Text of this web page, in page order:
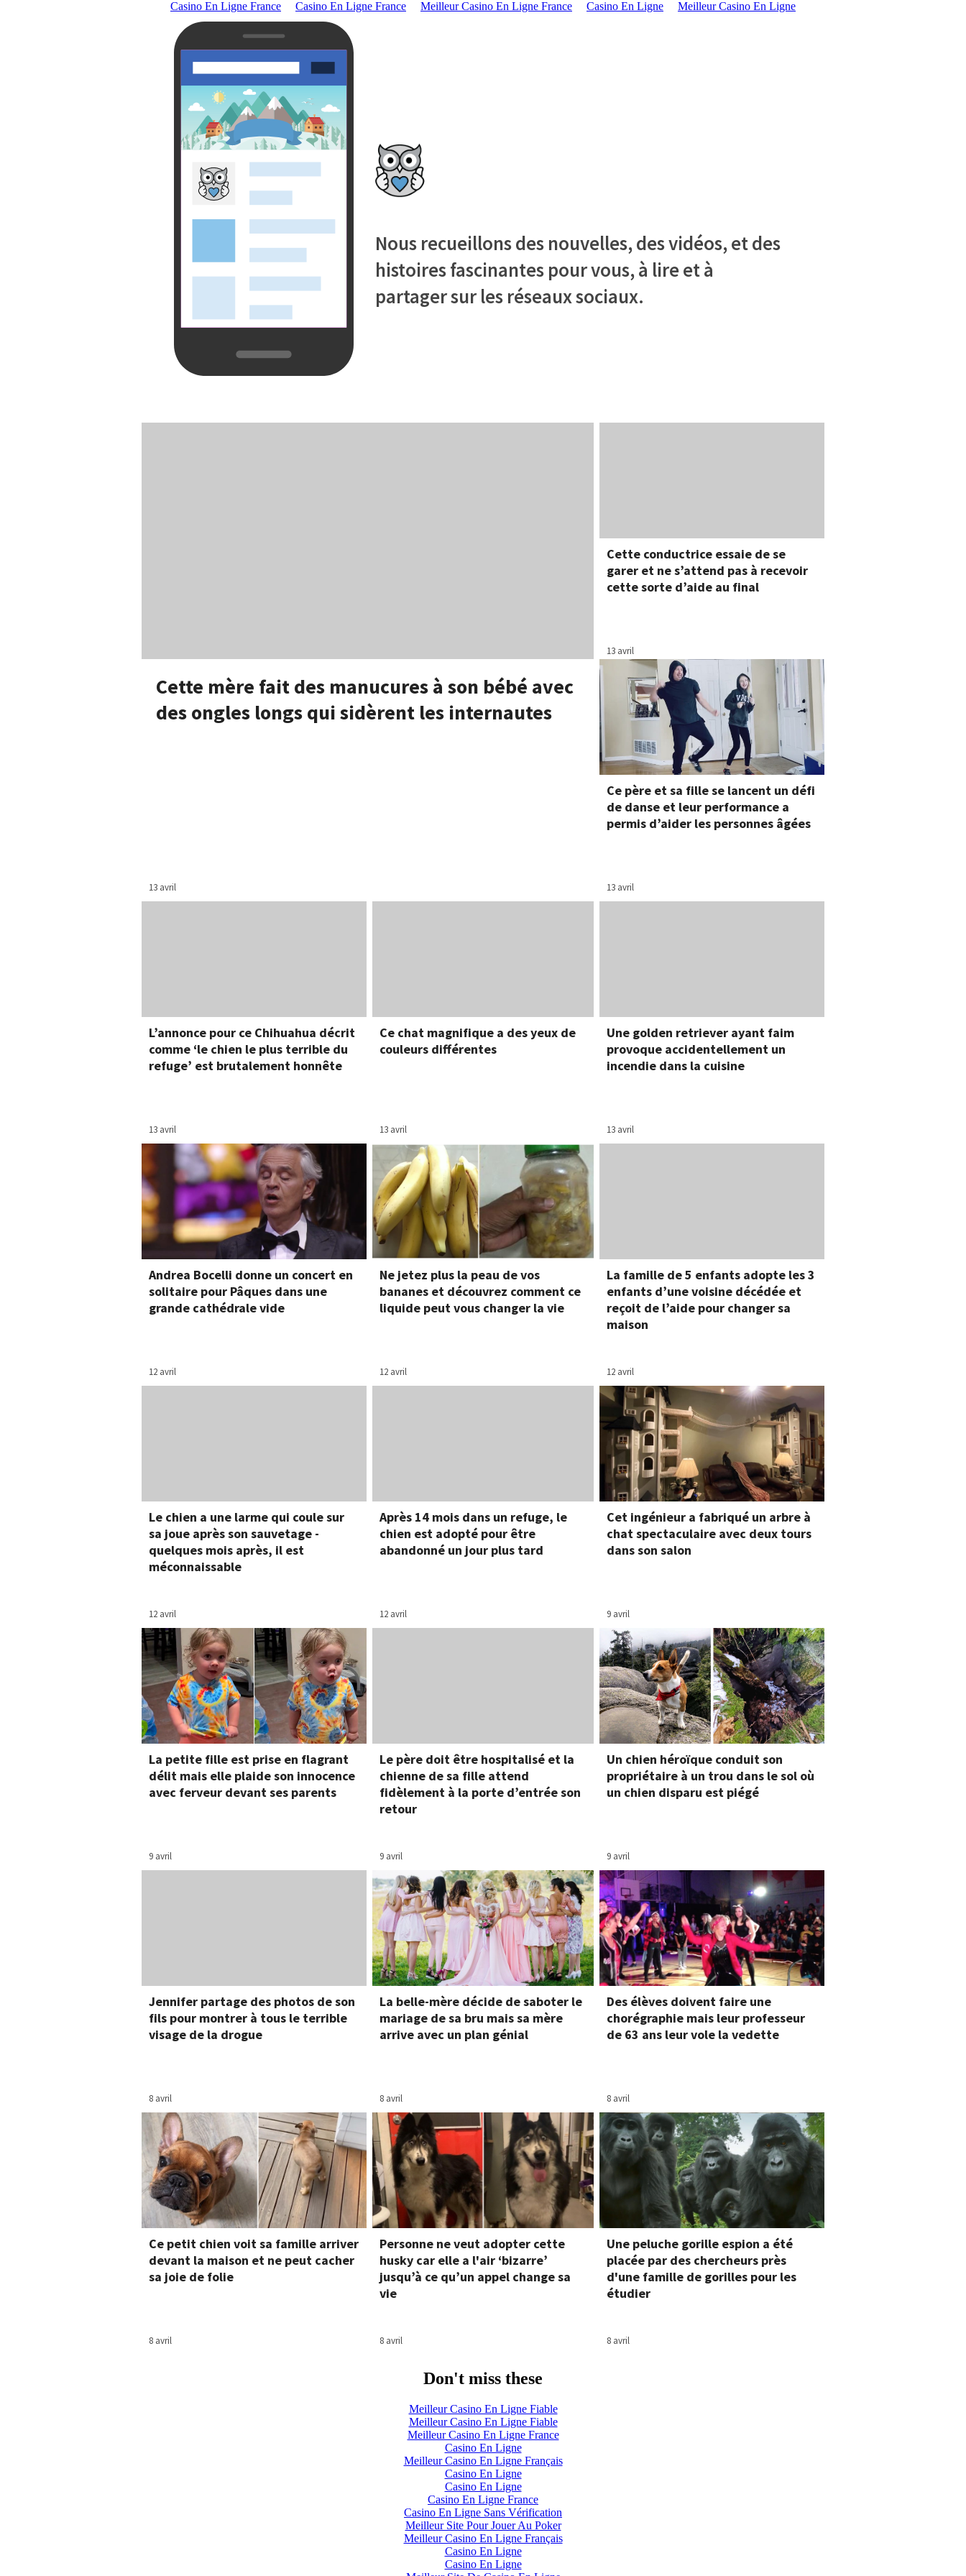
Casino En Ligne France Casino En Ligne France Meilleur Casino En Ligne France Casino En Ligne Meilleur Casino En Ligne
Nous recueillons des nouvelles, des vidéos, et des
histoires fascinantes pour vous, à lire et à
partager sur les réseaux sociaux.
Cette mère fait des manucures à son bébé avec
des ongles longs qui sidèrent les internautes
13 avril
Cette conductrice essaie de se
garer et ne s’attend pas à recevoir
cette sorte d’aide au final
13 avril
Ce père et sa fille se lancent un défi
de danse et leur performance a
permis d’aider les personnes âgées
13 avril
L’annonce pour ce Chihuahua décrit
comme ‘le chien le plus terrible du
refuge’ est brutalement honnête
13 avril
Ce chat magnifique a des yeux de
couleurs différentes
13 avril
Une golden retriever ayant faim
provoque accidentellement un
incendie dans la cuisine
13 avril
Andrea Bocelli donne un concert en
solitaire pour Pâques dans une
grande cathédrale vide
12 avril
Ne jetez plus la peau de vos
bananes et découvrez comment ce
liquide peut vous changer la vie
12 avril
La famille de 5 enfants adopte les 3
enfants d’une voisine décédée et
reçoit de l’aide pour changer sa
maison
12 avril
Le chien a une larme qui coule sur
sa joue après son sauvetage -
quelques mois après, il est
méconnaissable
12 avril
Après 14 mois dans un refuge, le
chien est adopté pour être
abandonné un jour plus tard
12 avril
Cet ingénieur a fabriqué un arbre à
chat spectaculaire avec deux tours
dans son salon
9 avril
La petite fille est prise en flagrant
délit mais elle plaide son innocence
avec ferveur devant ses parents
9 avril
Le père doit être hospitalisé et la
chienne de sa fille attend
fidèlement à la porte d’entrée son
retour
9 avril
Un chien héroïque conduit son
propriétaire à un trou dans le sol où
un chien disparu est piégé
9 avril
Jennifer partage des photos de son
fils pour montrer à tous le terrible
visage de la drogue
8 avril
La belle-mère décide de saboter le
mariage de sa bru mais sa mère
arrive avec un plan génial
8 avril
Des élèves doivent faire une
chorégraphie mais leur professeur
de 63 ans leur vole la vedette
8 avril
Ce petit chien voit sa famille arriver
devant la maison et ne peut cacher
sa joie de folie
8 avril
Personne ne veut adopter cette
husky car elle a l'air ‘bizarre’
jusqu’à ce qu’un appel change sa
vie
8 avril
Une peluche gorille espion a été
placée par des chercheurs près
d'une famille de gorilles pour les
étudier
8 avril
Don't miss these
Meilleur Casino En Ligne Fiable
Meilleur Casino En Ligne Fiable
Meilleur Casino En Ligne France
Casino En Ligne
Meilleur Casino En Ligne Français
Casino En Ligne
Casino En Ligne
Casino En Ligne France
Casino En Ligne Sans Vérification
Meilleur Site Pour Jouer Au Poker
Meilleur Casino En Ligne Français
Casino En Ligne
Casino En Ligne